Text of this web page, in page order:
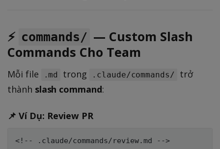
⚡ commands/ — Custom Slash
Commands Cho Team
Mỗi file .md trong .claude/commands/
trở
thành slash command:
📌 Ví Dụ: Review PR
<!-- .claude/commands/review.md -->